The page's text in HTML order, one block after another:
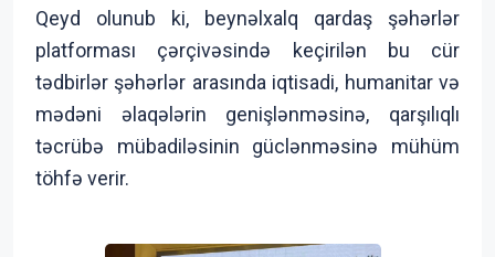
Qeyd olunub ki, beynəlxalq qardaş şəhərlər
platforması çərçivəsində keçirilən bu cür
tədbirlər şəhərlər arasında iqtisadi, humanitar və
mədəni əlaqələrin genişlənməsinə, qarşılıqlı
təcrübə mübadiləsinin güclənməsinə mühüm
töhfə verir.